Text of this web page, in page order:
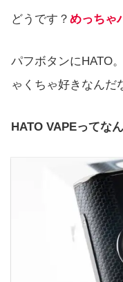
どうです？ めっちゃ
パフボタンにHATO
ゃくちゃ好きなんだ
HATO VAPEってな